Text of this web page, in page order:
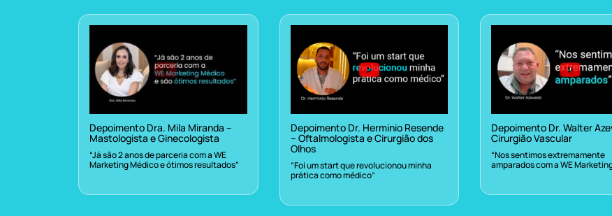
Depoimento Dra. Mila Miranda –
Mastologista e Ginecologista
“Já são 2 anos de parceria com a WE
Marketing Médico e ótimos resultados”
Depoimento Dr. Herminio Resende
– Oftalmologista e Cirurgião dos
Olhos
“Foi um start que revolucionou minha
prática como médico”
Depoimento Dr. Walter
Cirurgião Vascular
“Nos sentimos extremamente
amparados com a WE